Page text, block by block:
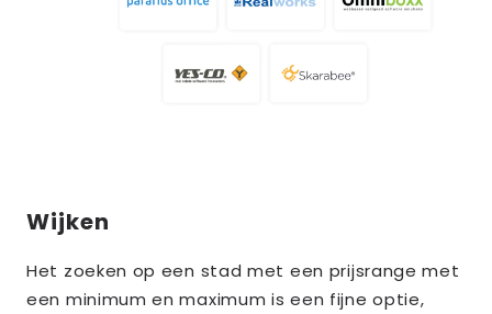
Wijken
Het zoeken op een stad met een prijsrange met
een minimum en maximum is een fijne optie,